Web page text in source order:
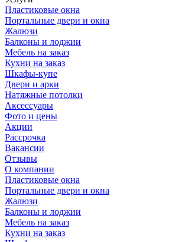
Пластиковые окна
Портальные двери и окна
Жалюзи
Балконы и лоджии
Мебель на заказ
Кухни на заказ
Шкафы-купе
Двери и арки
Натяжные потолки
Аксессуары
Фото и цены
Акции
Рассрочка
Вакансии
Отзывы
О компании
Пластиковые окна
Портальные двери и окна
Жалюзи
Балконы и лоджии
Мебель на заказ
Кухни на заказ